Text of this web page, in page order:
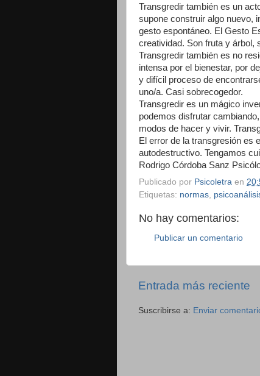
Transgredir también es un
supone construir algo nuevo,
gesto espontáneo. El Gesto
creatividad. Son fruta y árbol,
Transgredir también es no
intensa por el bienestar, por
y difícil proceso de
uno/a. Casi sobrecogedor.
Transgredir es un mágico
podemos disfrutar
modos de hacer y vivir.
El error de la transgresión es
autodestructivo. Tengamos
Rodrigo Córdoba Sanz
Publicado por Psicoletra en
Etiquetas: normas
No hay comentarios:
Publicar un comentario
Entrada más reciente
Suscribirse a: Enviar